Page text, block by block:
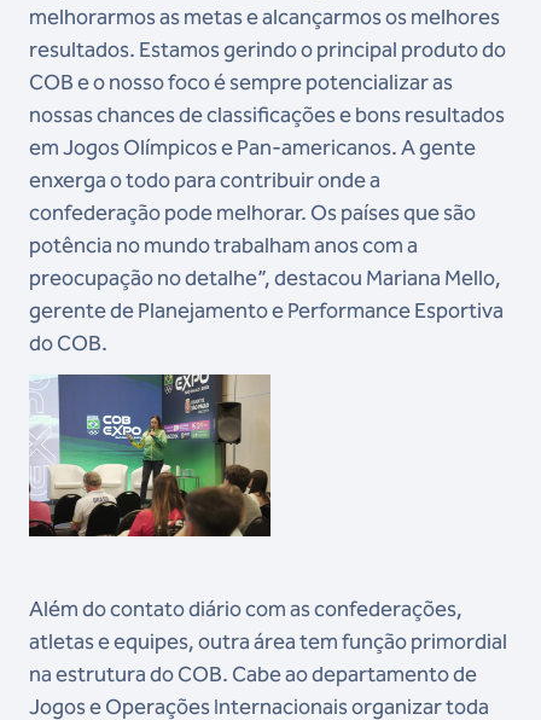
melhorarmos as metas e alcançarmos os melhores
resultados. Estamos gerindo o principal produto do
COB e o nosso foco é sempre potencializar as
nossas chances de classificações e bons resultados
em Jogos Olímpicos e Pan-americanos. A gente
enxerga o todo para contribuir onde a
confederação pode melhorar. Os países que são
potência no mundo trabalham anos com a
preocupação no detalhe”, destacou Mariana Mello,
gerente de Planejamento e Performance Esportiva
do COB.
Além do contato diário com as confederações,
atletas e equipes, outra área tem função primordial
na estrutura do COB. Cabe ao departamento de
Jogos e Operações Internacionais organizar toda